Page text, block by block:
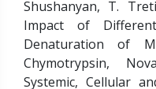
Shushanyan, T.
Impact of
Denaturation of
Chymotrypsin,
Systemic, Cellular